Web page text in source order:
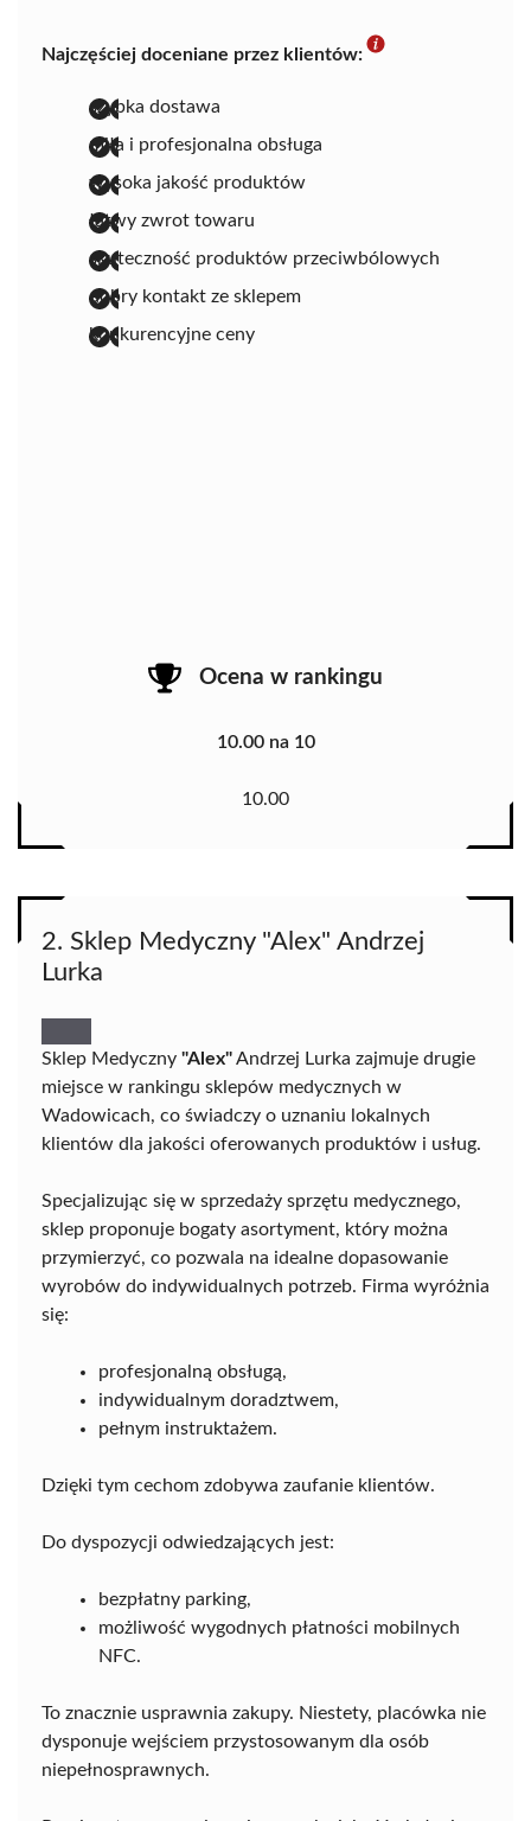
Najczęściej doceniane przez klientów:
szybka dostawa
miła i profesjonalna obsługa
wysoka jakość produktów
łatwy zwrot towaru
skuteczność produktów przeciwbólowych
dobry kontakt ze sklepem
konkurencyjne ceny
Ocena w rankingu
10.00 na 10
10.00
2. Sklep Medyczny "Alex" Andrzej
Lurka
Sklep Medyczny "Alex"Andrzej Lurka zajmuje drugie
miejsce w rankingu sklepów medycznych w
Wadowicach, co świadczy o uznaniu lokalnych
klientów dla jakości oferowanych produktów i usług.
Specjalizując się w sprzedaży sprzętu medycznego,
sklep proponuje bogaty asortyment, który można
przymierzyć, co pozwala na idealne dopasowanie
wyrobów do indywidualnych potrzeb. Firma wyróżnia
się:
profesjonalną obsługą,
indywidualnym doradztwem,
pełnym instruktażem.
Dzięki tym cechom zdobywa zaufanie klientów.
Do dyspozycji odwiedzających jest:
bezpłatny parking,
możliwość wygodnych płatności mobilnych
NFC.
To znacznie usprawnia zakupy. Niestety, placówka nie
dysponuje wejściem przystosowanym dla osób
niepełnosprawnych.